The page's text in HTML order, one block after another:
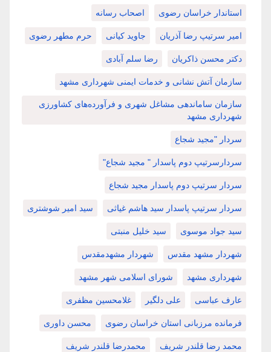
استاندار خراسان رضوی اصحاب رسانه
امیر سرتیپ رضا آذریان جاوید کیانی حرم مطهر رضوی
دکتر محسن ذاکریان رضا سلم آبادی
سازمان آتش نشانی و خدمات ایمنی شهرداری مشهد
سازمان ساماندهی مشاغل شهری و فرآورده‌های کشاورزی
شهرداری مشهد
سردار "مجید شجاع
سردارسرتیپ دوم پاسدار " مجید شجاع"
سردار سرتیپ دوم پاسدار مجید شجاع
سردار سرتیپ پاسدار سید هاشم غیاثی سید امیر شوشتری
سید جواد موسوی سید خلیل منبتی
شهردار مشهد مقدس شهردار مشهدمقدس
شهرداری مشهد شورای اسلامی شهر مشهد
عارف عباسی علی دلگیر غلامحسین مظفری
فرمانده مرزبانی استان خراسان رضوی محسن داوری
محمد رضا قلندر شریف محمدرضا قلندر شریف